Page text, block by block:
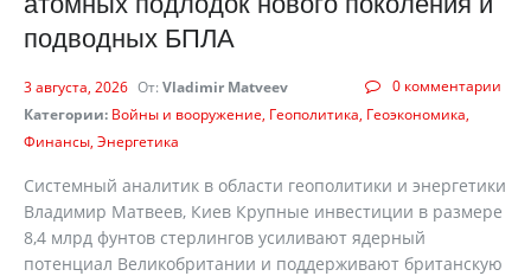
подводных БПЛА
0 комментарии
3 августа, 2026 От: Vladimir Matveev
Категории: Войны и вооружение Геополитика Геоэкономика
Финансы Энергетика
Системный аналитик в области геополитики и энергетики
Владимир Матвеев, Киев Крупные инвестиции в размере
8,4 млрд фунтов стерлингов усиливают ядерный
потенциал Великобритании и поддерживают британскую